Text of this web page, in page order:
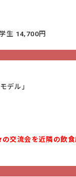
14,700円
デル」
交流会を近隣の飲